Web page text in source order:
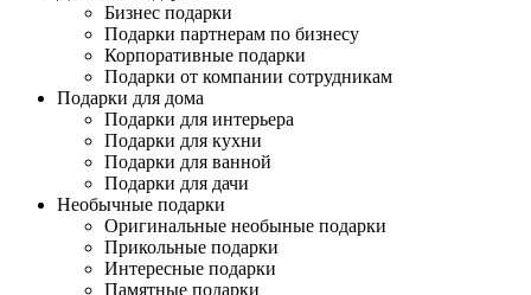
Бизнес подарки
Подарки партнерам по бизнесу
Корпоративные подарки
Подарки от компании сотрудникам
Подарки для дома
Подарки для интерьера
Подарки для кухни
Подарки для ванной
Подарки для дачи
Необычные подарки
Оригинальные необыные подарки
Прикольные подарки
Интересные подарки
Памятные подарки